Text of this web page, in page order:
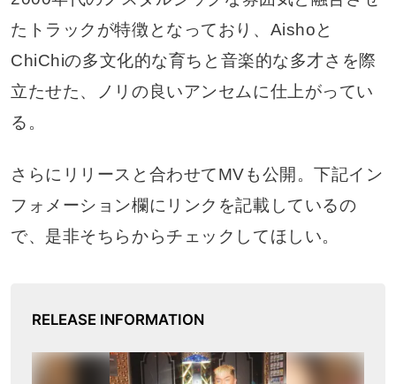
たトラックが特徴となっており、Aishoと
ChiChiの多文化的な育ちと音楽的な多才さを際
立たせた、ノリの良いアンセムに仕上がってい
る。
さらにリリースと合わせてMVも公開。下記イン
フォメーション欄にリンクを記載しているの
で、是非そちらからチェックしてほしい。
RELEASE INFORMATION